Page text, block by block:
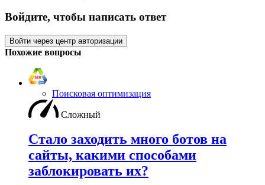
Войдите, чтобы написать ответ
Войти через центр авторизации
Похожие вопросы
Поисковая оптимизация
Сложный
Стало заходить много ботов на
сайты, какими способами
заблокировать их?